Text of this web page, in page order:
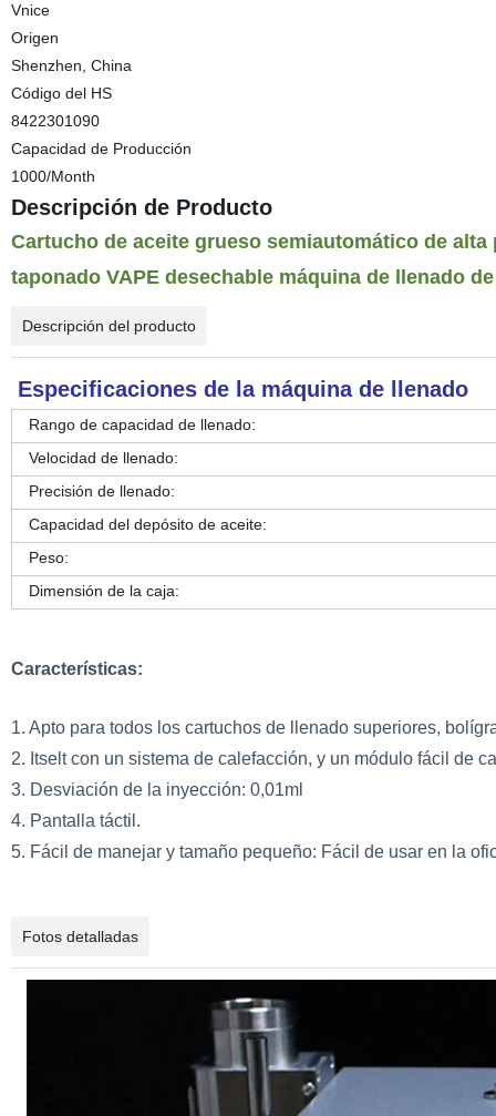
Vnice
Origen
Shenzhen, China
Código del HS
8422301090
Capacidad de Producción
1000/Month
Descripción de Producto
Cartucho de aceite grueso semiautomático de
taponado VAPE desechable máquina de llenado
Descripción del producto
Especificaciones de la máquina de llenado
Rango de capacidad de llenado:
Velocidad de llenado:
Precisión de llenado:
Capacidad del depósito de aceite:
Peso:
Dimensión de la caja:
Características:
1. Apto para todos los cartuchos de llenado superiores,
2. Itselt con un sistema de calefacción, y un módulo fácil de
3. Desviación de la inyección: 0,01ml
4. Pantalla táctil.
5. Fácil de manejar y tamaño pequeño: Fácil de usar en la
Fotos detalladas